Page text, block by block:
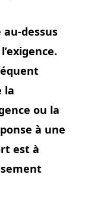
dessus
la
ou la
à une
est à